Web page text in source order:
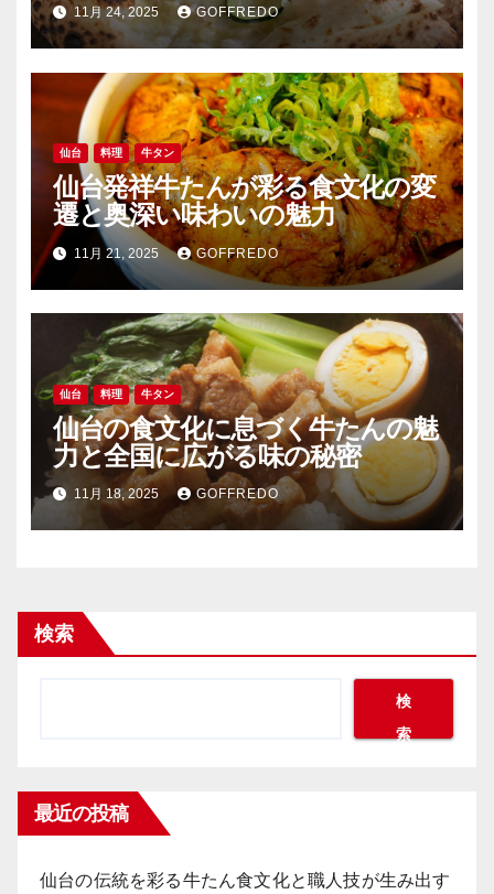
11月 24, 2025 GOFFREDO
仙台 料理 牛タン
仙台発祥牛たんが彩る食文化の変
遷と奥深い味わいの魅力
11月 21, 2025 GOFFREDO
仙台 料理 牛タン
仙台の食文化に息づく牛たんの魅
力と全国に広がる味の秘密
11月 18, 2025 GOFFREDO
検索
検
索
最近の投稿
仙台の伝統を彩る牛たん食文化と職人技が生み出す